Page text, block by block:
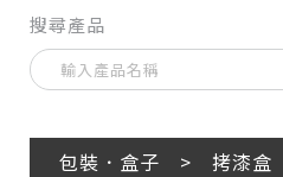
搜尋產品
包裝．盒子 > 拷漆盒